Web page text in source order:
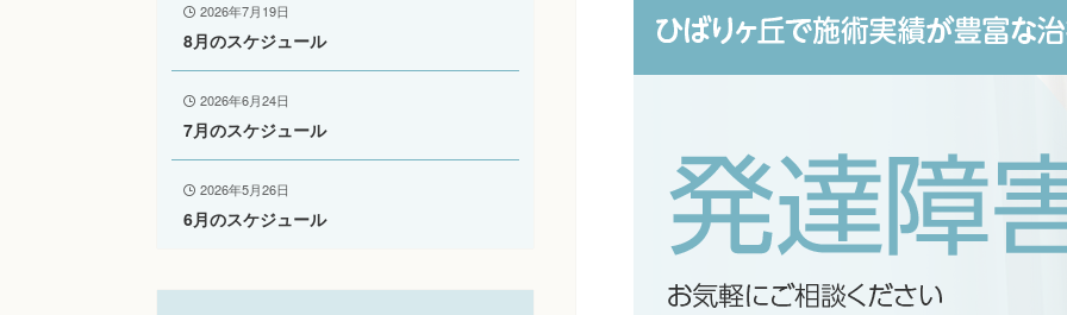
2026年7月19日
8月のスケジュール
2026年6月24日
7月のスケジュール
2026年5月26日
6月のスケジュール